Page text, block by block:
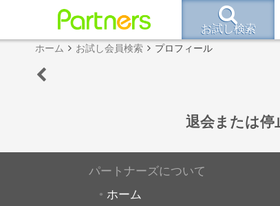
お試し検索
ホーム お試し会員検索 プロフィール
退会または停
パートナーズについて
ホーム